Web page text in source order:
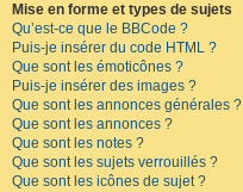
Mise en forme et types de sujets
Qu’est-ce que le BBCode ?
Puis-je insérer du code HTML ?
Que sont les émoticônes ?
Puis-je insérer des images ?
Que sont les annonces générales ?
Que sont les annonces ?
Que sont les notes ?
Que sont les sujets verrouillés ?
Que sont les icônes de sujet ?